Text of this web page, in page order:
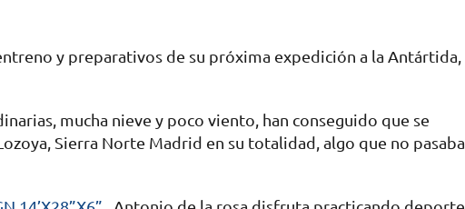
y preparativos de su próxima expedición a la Antártida,
mucha nieve y poco viento, han conseguido que se
Sierra Norte Madrid en su totalidad, algo que no pasaba